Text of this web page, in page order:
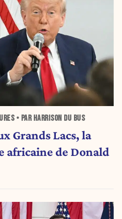
• PAR HARRISON DU BUS
Grands Lacs, la
africaine de Donald